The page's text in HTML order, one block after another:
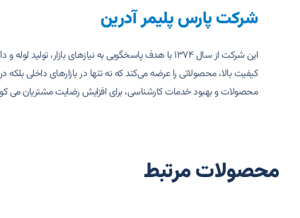
شرکت پارس پلیمر آدرین
کیفیت بالا، محصولاتی را عرضه می‌کند که نه تنها در بازارهای داخلی
محصولات و بهبود خدمات کارشناسی، برای افزایش رضایت مشتریان می
محصولات مرتبط